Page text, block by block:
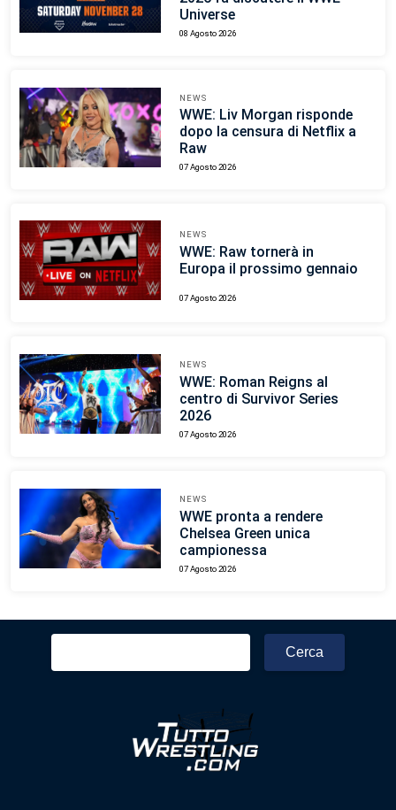
Universe
08 Agosto 2026
NEWS
WWE: Liv Morgan risponde
dopo la censura di Netflix a
Raw
07 Agosto 2026
NEWS
WWE: Raw tornerà in
Europa il prossimo gennaio
07 Agosto 2026
NEWS
WWE: Roman Reigns al
centro di Survivor Series
2026
07 Agosto 2026
NEWS
WWE pronta a rendere
Chelsea Green unica
campionessa
07 Agosto 2026
Ricerca